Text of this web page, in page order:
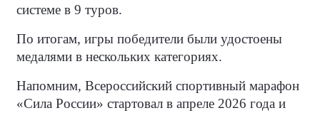
системе в 9 туров.
По итогам, игры победители были удостоены
медалями в нескольких категориях.
Напомним, Всероссийский спортивный марафон
«Сила России» стартовал в апреле 2026 года и